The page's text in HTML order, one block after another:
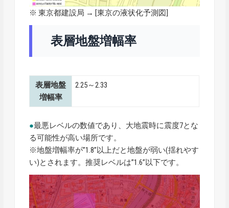
※ 東京都建設局 → [東京の液状化予測図]
表層地盤増幅率
表層地盤
増幅率
2.25～2.33
●最悪レベルの数値であり、大地震時に震度7とな
る可能性が高い場所です。
※地盤増幅率が”1.8”以上だと地盤が弱い(揺れやす
い)とされます。推奨レベルは”1.6”以下です。